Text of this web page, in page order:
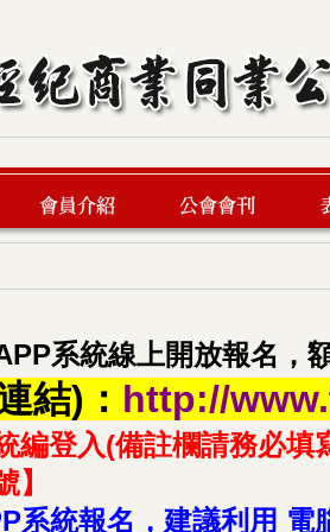
會員介紹 公會會刊 表
系統線上開放報名，
結)： http://
編登入(備註欄請務必
系統報名，建議利用 電